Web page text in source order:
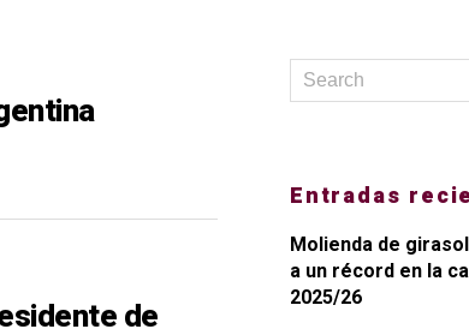
de
Entradas
Molienda de
a un récord en la
2025/26